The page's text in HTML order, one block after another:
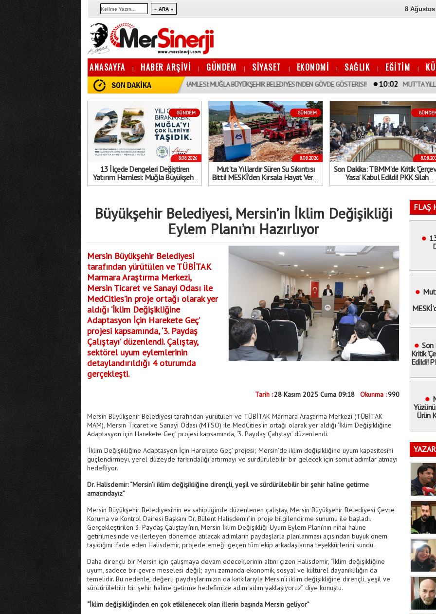
8 Ağustos
ANASAYFA | HABER ARŞİVİ | GÜNDEM | SİYASET | EKONOMİ | SAĞLIK | EĞİTİM |
10:13 13 İLÇEDE DENGELERI DEĞIŞTIREN YATıRıM HAMLESI: MUĞLA BÜYÜKŞEHIR BELEDIYESI’NDEN GÖVDE GÖSTERISI! 10:02 MUT’TA YıLLARDıR
GÜNDEM
8.08.2026
13 İlçede Dengeleri Değiştiren
Yatırım Hamlesi: Muğla Büyükşehir
Belediyesi’nden Gövde Gösterisi!
GÜNDEM
8.08.2026
Mut’ta Yıllardır Süren Su Sıkıntısı
Bitti! MESKİ’den Kırsala Hayat Veren
Dev Hamle
Son Dakika: TBMM’de Kritik
Yasa’ Kabul Edildi! PKK Silah
Bırakırsa İnfazlar Ertelenecek...
Büyükşehir Belediyesi, Mersin’in İklim Değişikliği
Eylem Planı’nı Hazırlıyor
Mersin Büyükşehir Belediyesi
tarafından yürütülen ve TÜBİTAK
Marmara Araştırma Merkezi,
Mersin Ticaret ve Sanayi Odası ile
MedCities’in proje ortağı olarak yer
aldığı ‘İklim Değişikliğine
Adaptasyon İçin Harekete Geç’
projesi kapsamında, ‘3. Paydaş
Çalıştayı’ düzenlendi. Çalıştay,
sektörel uyum eylemlerinin
detaylandırıldığı 4 oturumda
gerçekleşti.
Tarih :28 Kasım 2025 Cuma 09:18 Okunma :990
Mersin Büyükşehir Belediyesi tarafından yürütülen ve TÜBİTAK Marmara Araştırma Merkezi (TÜBİTAK
MAM), Mersin Ticaret ve Sanayi Odası (MTSO) ile MedCities’in ortağı olarak yer aldığı ‘İklim Değişikliğine
Adaptasyon için Harekete Geç’ projesi kapsamında, ‘3. Paydaş Çalıştayı’ düzenlendi.
‘İklim Değişikliğine Adaptasyon İçin Harekete Geç’ projesi; Mersin’de iklim değişikliğine uyum kapasitesini
güçlendirmeyi, yerel düzeyde farkındalığı artırmayı ve sürdürülebilir bir gelecek için somut adımlar atmayı
hedefliyor.
Dr. Halisdemir: “Mersin’i iklim değişikliğine dirençli, yeşil ve sürdürülebilir bir şehir haline getirme
amacındayız”
Mersin Büyükşehir Belediyesi’nin ev sahipliğinde düzenlenen çalıştay, Mersin Büyükşehir Belediyesi Çevre
Koruma ve Kontrol Dairesi Başkanı Dr. Bülent Halisdemir’in proje bilgilendirme sunumu ile başladı.
Gerçekleştirilen 3. Paydaş Çalıştayı’nın, Mersin İklim Değişikliği Uyum Eylem Planı’nın nihai haline
getirilmesinde ve ilerleyen dönemde atılacak adımların paydaşlarla planlanması açısından büyük önem
taşıdığını ifade eden Halisdemir, projede emeği geçen tüm ekip arkadaşlarına teşekkürlerini sundu.
Daha dirençli bir Mersin için çalışmaya devam edeceklerinin altını çizen Halisdemir, “İklim değişikliğine
uyum, sadece bir çevre meselesi değil; aynı zamanda ekonomik, sosyal ve kültürel dayanıklılığın da
temelidir. Bu nedenle, değerli paydaşlarımızın da katkılarıyla Mersin’i iklim değişikliğine dirençli, yeşil ve
sürdürülebilir bir şehir haline getirme hedefimize adım adım yaklaşıyoruz” diye konuştu.
“İklim değişikliğinden en çok etkilenecek olan illerin başında Mersin geliyor”
FLAŞ
Son
Kritik
Edildi!
Kimler
Ürün